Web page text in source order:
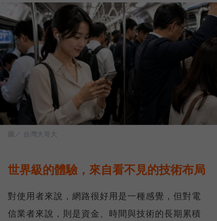
圖／ 台灣大哥大
世界級的體驗，來自看不見的技術布局
對使用者來說，網路很好用是一種感覺，但對電
信業者來說，則是資金、時間與技術的長期累積